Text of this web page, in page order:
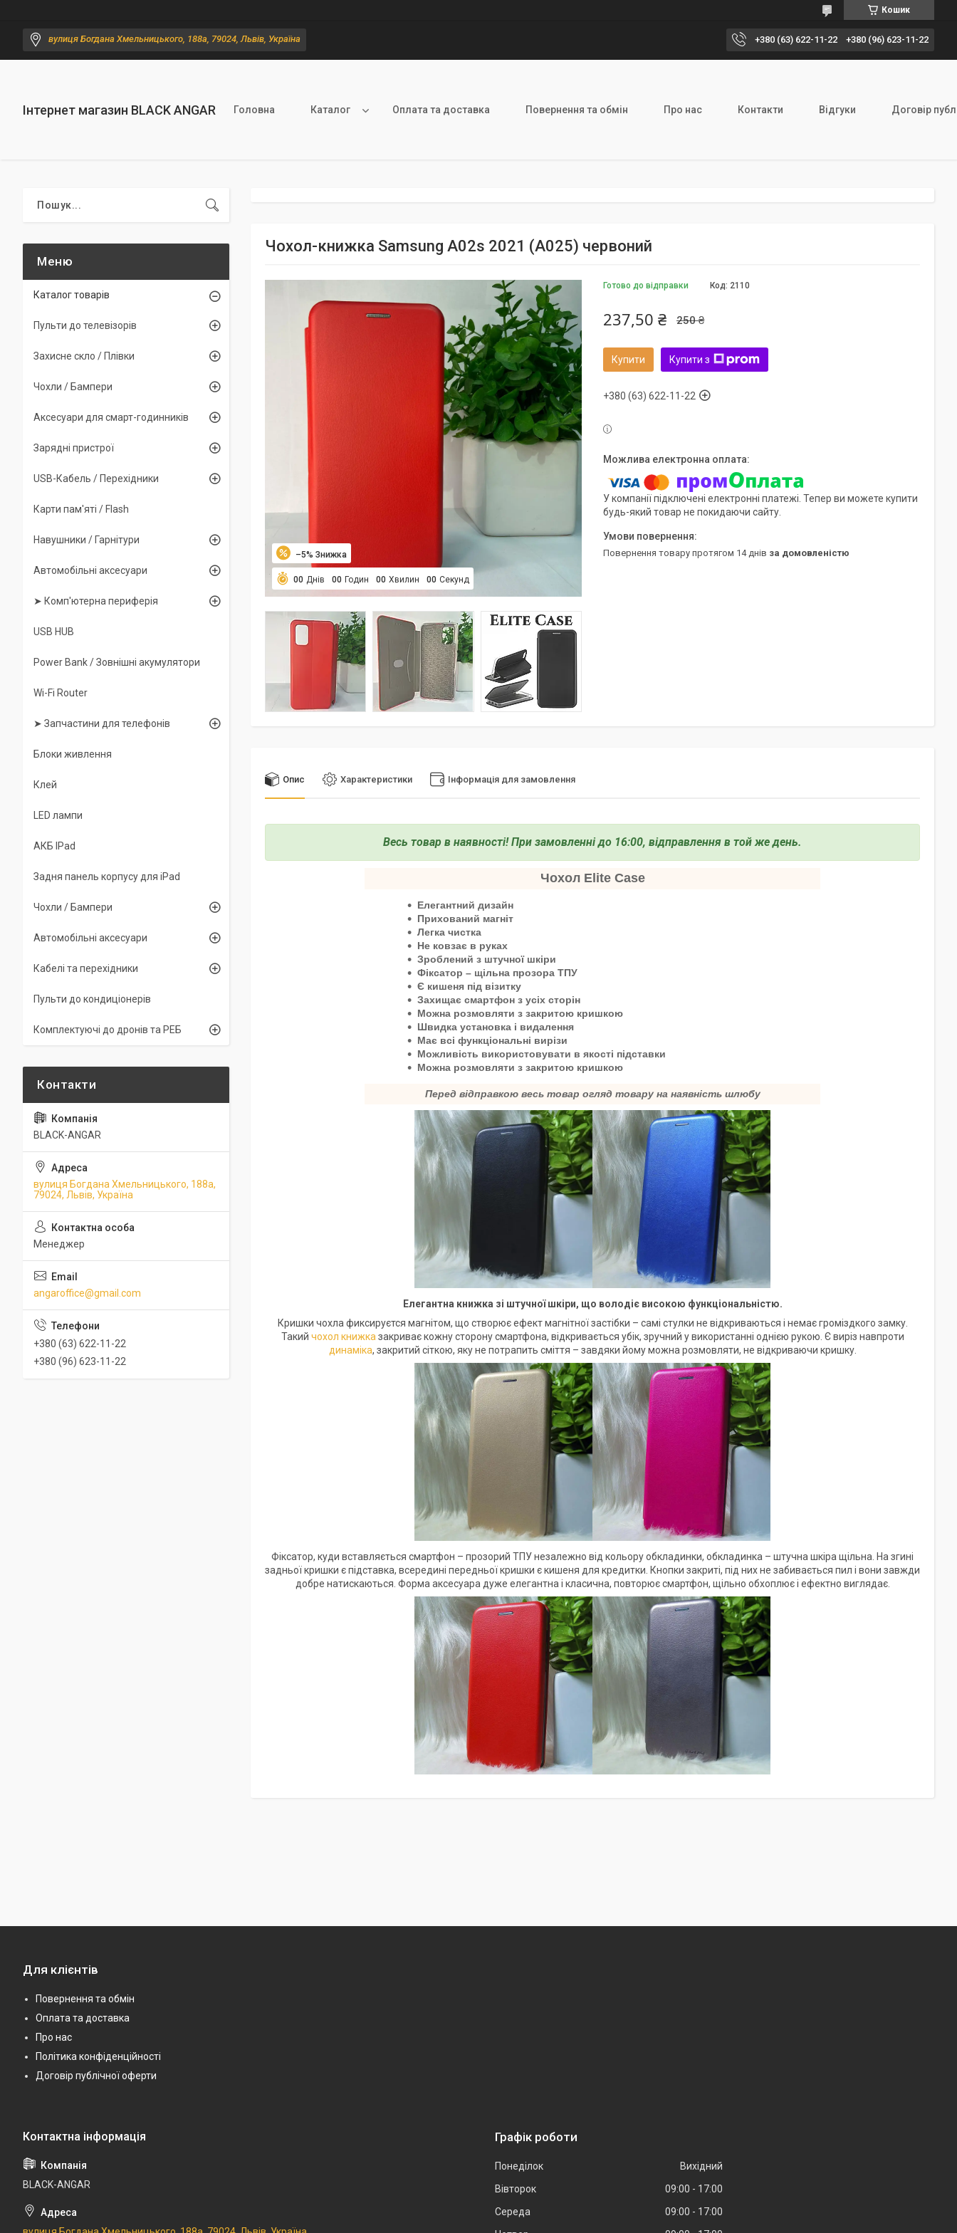
Кошик
вулиця Богдана Хмельницького, 188а, 79024, Львів, Україна +380 (63) 622-11-22 +380 (96) 623-11-22
Інтернет магазин BLACK ANGAR Головна Каталог Оплата та доставка Повернення та обмін Про нас Контакти Відгуки Договір
Чохол-книжка Samsung A02s 2021 (A025) червоний
–5%
00 Днів 00 Годин 00 Хвилин 00 Секунд
Готово до відправки Код: 2110
250 ₴
237,50 ₴
Купити Купити з
+380 (63) 622-11-22
У компанії підключені електронні платежі. Тепер ви можете купити
будь-який товар не покидаючи сайту.
повернення товару протягом 14 днів за домовленістю
Опис Характеристики Інформація для замовлення
Весь товар в наявності!При замовленні до 16:00, відправлення в той же день.
Чохол Elite Case
Елегантний дизайн
Прихований магніт
Легка чистка
Не ковзає в руках
Зроблений з штучної шкіри
Фіксатор – щільна прозора ТПУ
Є кишеня під візитку
Захищає смартфон з усіх сторін
Можна розмовляти з закритою кришкою
Швидка установка і видалення
Має всі функціональні вирізи
Можливість використовувати в якості підставки
Можна розмовляти з закритою кришкою
Перед відправкою весь товар огляд товару на наявність шлюбу
Елегантна книжка зі штучної шкіри, що володіє високою функціональністю.
Кришки чохла фиксируєтся магнітом, що створює ефект магнітної застібки – самі стулки не відкриваються і немає громіздкого замку.
Такий чохол книжка закриває кожну сторону смартфона, відкривається убік, зручний у використанні однією рукою. Є виріз навпроти
динаміка, закритий сіткою, яку не потрапить сміття – завдяки йому можна розмовляти, не відкриваючи кришку.
Фіксатор, куди вставляється смартфон – прозорий ТПУ незалежно від кольору обкладинки, обкладинка – штучна шкіра щільна. На згині
задньої кришки є підставка, всередині передньої кришки є кишеня для кредитки. Кнопки закриті, під них не забивається пил і вони завжди
добре натискаються. Форма аксесуара дуже елегантна і класична, повторює смартфон, щільно обхоплює і ефектно виглядає.
Каталог товарів
Пульти до телевізорів
Захисне скло / Плівки
Чохли / Бампери
Аксесуари для смарт-годинників
Зарядні пристрої
USB-Кабель / Перехідники
Карти пам'яті / Flash
Навушники / Гарнітури
Автомобільні аксесуари
➤ Комп'ютерна периферія
USB HUB
Power Bank / Зовнішні акумулятори
Wi-Fi Router
➤ Запчастини для телефонів
Блоки живлення
Клей
LED лампи
АКБ IPad
Задня панель корпусу для iPad
Чохли / Бампери
Автомобільні аксесуари
Кабелі та перехідники
Пульти до кондиціонерів
Комплектуючі до дронів та РЕБ
BLACK-ANGAR
вулиця Богдана Хмельницького, 188а,
79024, Львів, Україна
Менеджер
angaroffice@gmail.com
+380 (63) 622-11-22
+380 (96) 623-11-22
Для клієнтів
Повернення та обмін
Оплата та доставка
Про нас
Політика конфіденційності
Договір публічної оферти
BLACK-ANGAR
Графік роботи
Понеділок
Вихідний
Вівторок
09:00
17:00
Середа
09:00
17:00